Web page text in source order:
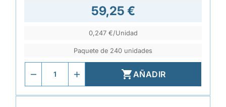
59,25 €
0,247 €/Unidad
Paquete de 240 unidades
AÑADIR